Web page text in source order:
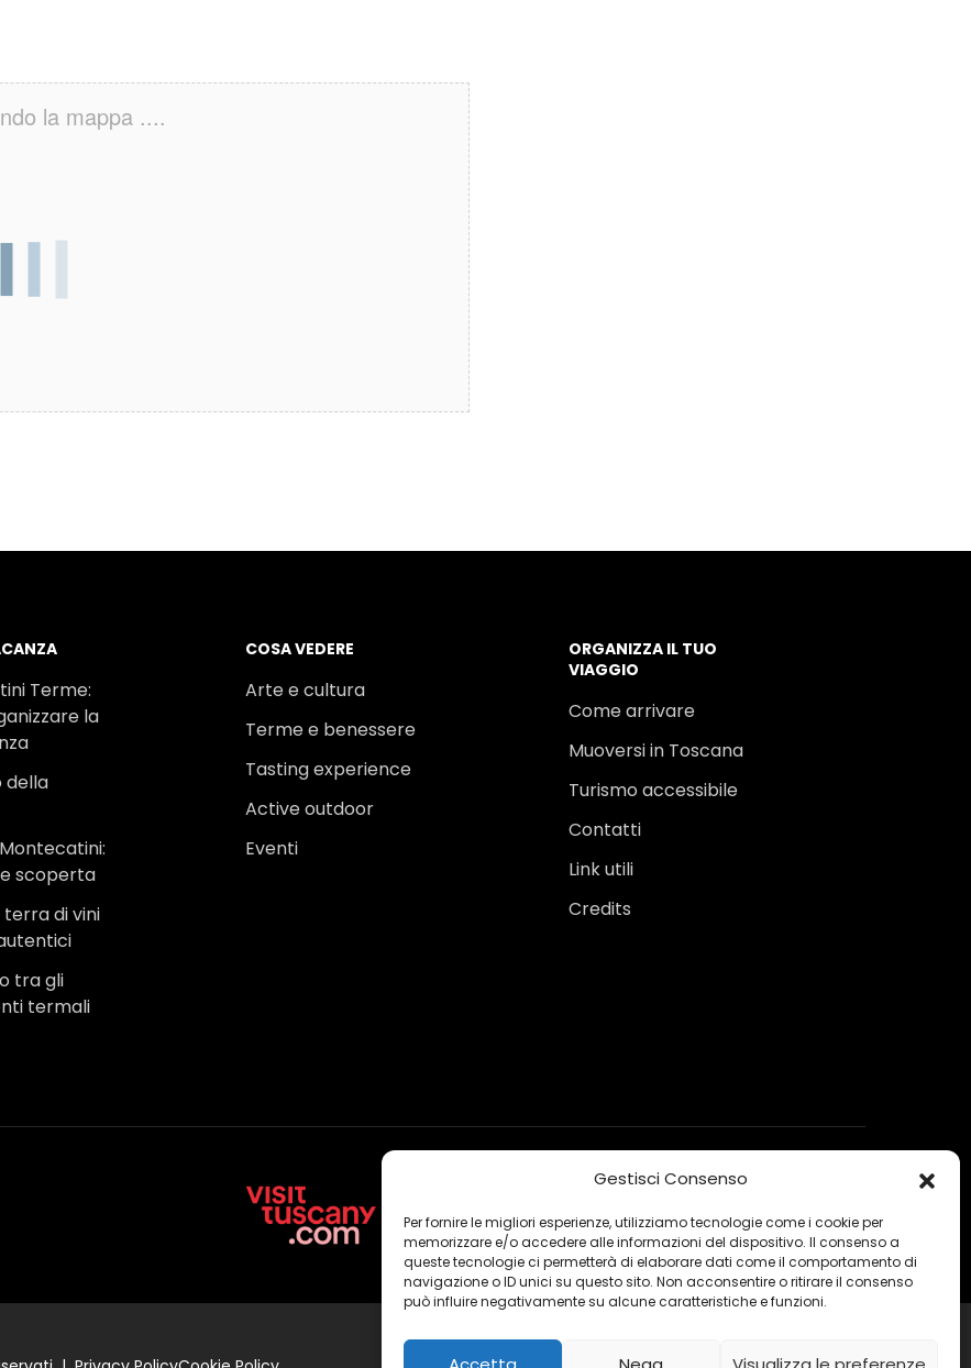
Gestisci Consenso
Per fornire le migliori esperienze, utilizziamo tecnologie come i cookie per
memorizzare e/o accedere alle informazioni del dispositivo. Il consenso a
queste tecnologie ci permetterà di elaborare dati come il comportamento di
navigazione o ID unici su questo sito. Non acconsentire o ritirare il consenso
può influire negativamente su alcune caratteristiche e funzioni.
la mappa ....
Terme:
la
della
scoperta
terra di vini
tra gli
termali
COSA VEDERE
Arte e cultura
Terme e benessere
Tasting experience
Active outdoor
Eventi
ORGANIZZA IL TUO
VIAGGIO
Come arrivare
Muoversi in Toscana
Turismo accessibile
Contatti
Link utili
Credits